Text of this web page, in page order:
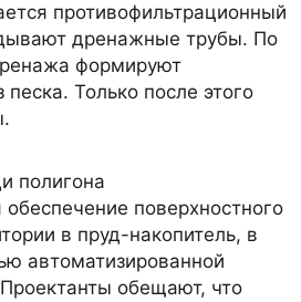
противофильтрационный
дренажные трубы. По
формируют
Только после этого
полигона
поверхностного
в пруд-накопитель, в
автоматизированной
обещают, что